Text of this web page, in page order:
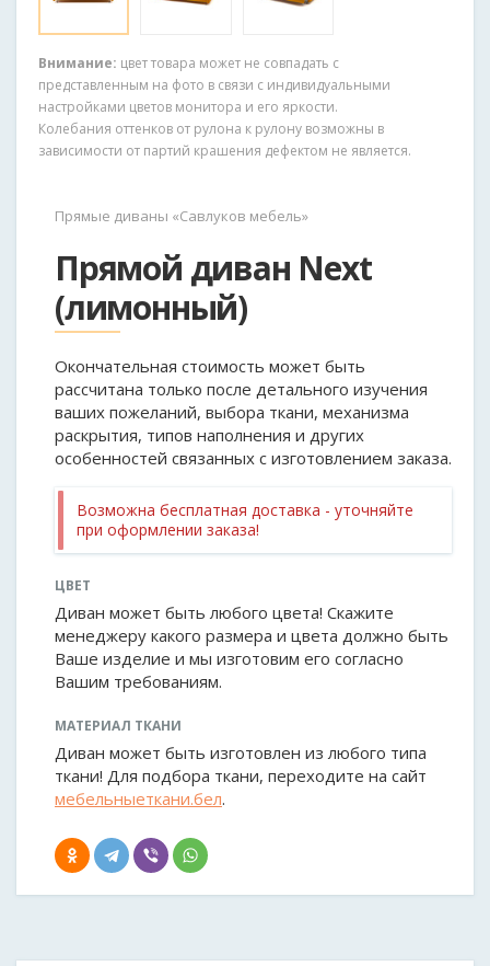
Внимание: цвет товара может не совпадать с
представленным на фото в связи с индивидуальными
настройками цветов монитора и его яркости.
Колебания оттенков от рулона к рулону возможны в
зависимости от партий крашения дефектом не является.
Прямые диваны «Савлуков мебель»
Прямой диван Next
(лимонный)
Окончательная стоимость может быть
рассчитана только после детального изучения
ваших пожеланий, выбора ткани, механизма
раскрытия, типов наполнения и других
особенностей связанных с изготовлением заказа.
Возможна бесплатная доставка - уточняйте
при оформлении заказа!
ЦВЕТ
Диван может быть любого цвета! Скажите
менеджеру какого размера и цвета должно быть
Ваше изделие и мы изготовим его согласно
Вашим требованиям.
МАТЕРИАЛ ТКАНИ
Диван может быть изготовлен из любого типа
ткани! Для подбора ткани, переходите на сайт
мебельныеткани.бел.